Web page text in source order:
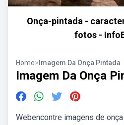
Onça-pintada -
fotos -
Home> Imagem Da Onça Pintada
Imagem Da Onça
Webencontre imagens de